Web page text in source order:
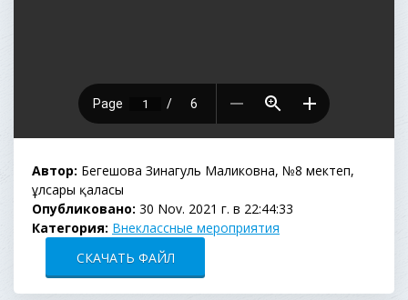
Автор: Бегешова Зинагуль Маликовна, №8 мектеп,
Құлсары қаласы
Опубликовано: 30 Nov. 2021 г. в 22:44:33
Категория: Внеклассные мероприятия
СКАЧАТЬ ФАЙЛ